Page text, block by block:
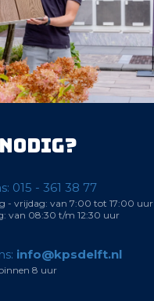
015 - 361 38 77
- vrijdag: van 7:00 tot 17:00 uur
van 08:30 t/m 12:30 uur
info@kpsdelft.nl
8 uur